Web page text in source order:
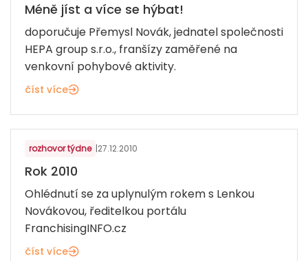
Méně jíst a více se hýbat!
doporučuje Přemysl Novák, jednatel společnosti
HEPA group s.r.o., franšízy zaměřené na
venkovní pohybové aktivity.
číst více
rozhovor týdne |27.12.2010
Rok 2010
Ohlédnutí se za uplynulým rokem s Lenkou
Novákovou, ředitelkou portálu
FranchisingINFO.cz
číst více